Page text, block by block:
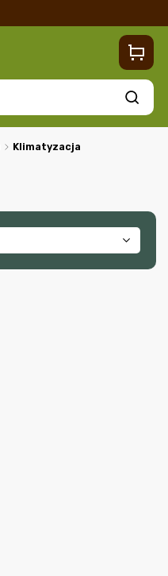
Contacts
Szukaj
/ Klimatyzacja